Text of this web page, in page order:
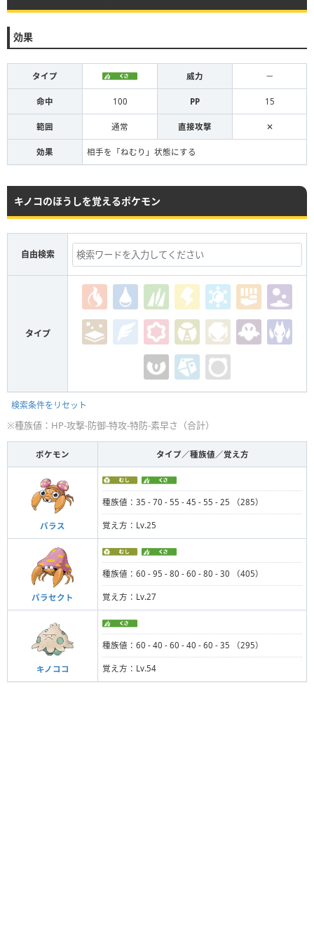
効果
タイプ 威力 －
命中 100 PP 15
範囲 通常 直接攻撃 ✕
効果 相手を「ねむり」状態にする
キノコのほうしを覚えるポケモン
自由検索
タイプ
検索条件をリセット
※種族値：HP-攻撃-防御-特攻-特防-素早さ（合計）
ポケモン タイプ／種族値／覚え方
パラス
種族値：35 - 70 - 55 - 45 - 55 - 25 （285）
覚え方：Lv.25
パラセクト
種族値：60 - 95 - 80 - 60 - 80 - 30 （405）
覚え方：Lv.27
キノココ
種族値：60 - 40 - 60 - 40 - 60 - 35 （295）
覚え方：Lv.54